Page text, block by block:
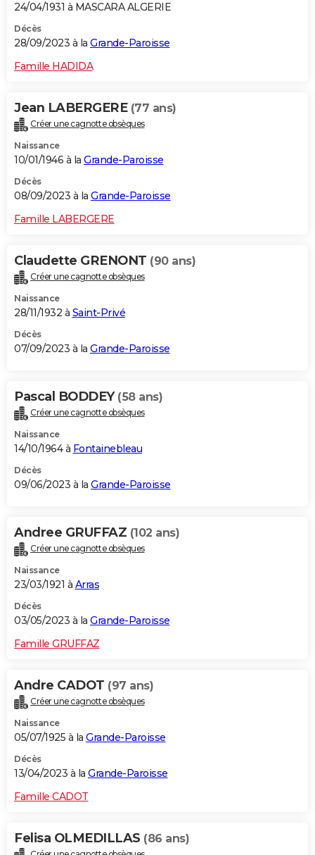
24/04/1931 à MASCARA ALGERIE
Décès
28/09/2023 à la Grande-Paroisse
Famille HADIDA
Jean LABERGERE (77 ans)
Créer une cagnotte obsèques
Naissance
10/01/1946 à la Grande-Paroisse
Décès
08/09/2023 à la Grande-Paroisse
Famille LABERGERE
Claudette GRENONT (90 ans)
Créer une cagnotte obsèques
Naissance
28/11/1932 à Saint-Privé
Décès
07/09/2023 à la Grande-Paroisse
Pascal BODDEY (58 ans)
Créer une cagnotte obsèques
Naissance
14/10/1964 à Fontainebleau
Décès
09/06/2023 à la Grande-Paroisse
Andree GRUFFAZ (102 ans)
Créer une cagnotte obsèques
Naissance
23/03/1921 à Arras
Décès
03/05/2023 à la Grande-Paroisse
Famille GRUFFAZ
Andre CADOT (97 ans)
Créer une cagnotte obsèques
Naissance
05/07/1925 à la Grande-Paroisse
Décès
13/04/2023 à la Grande-Paroisse
Famille CADOT
Felisa OLMEDILLAS (86 ans)